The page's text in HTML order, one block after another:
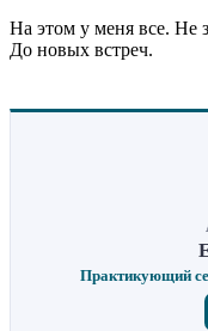
На этом у меня все. Не
До новых встреч.
Практикующий